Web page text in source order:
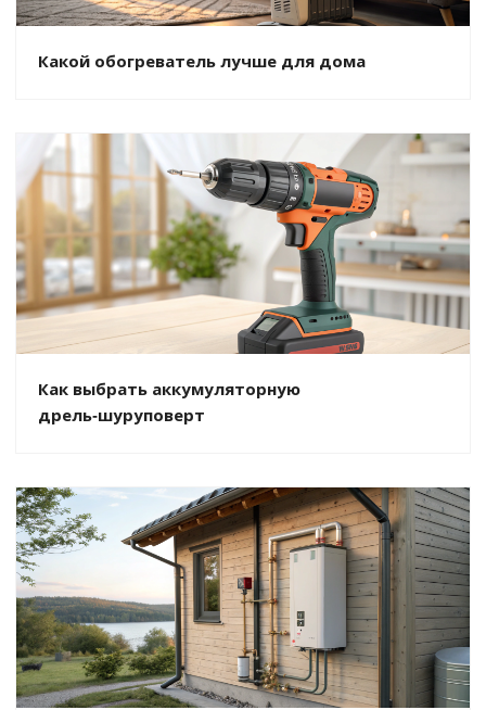
Какой обогреватель лучше для дома
Как выбрать аккумуляторную
дрель‑шуруповерт